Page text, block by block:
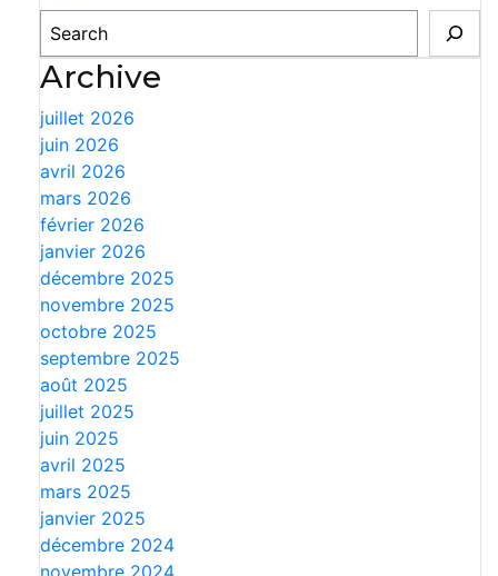
Archive
juillet 2026
juin 2026
avril 2026
mars 2026
février 2026
janvier 2026
décembre 2025
novembre 2025
octobre 2025
septembre 2025
août 2025
juillet 2025
juin 2025
avril 2025
mars 2025
janvier 2025
décembre 2024
novembre 2024